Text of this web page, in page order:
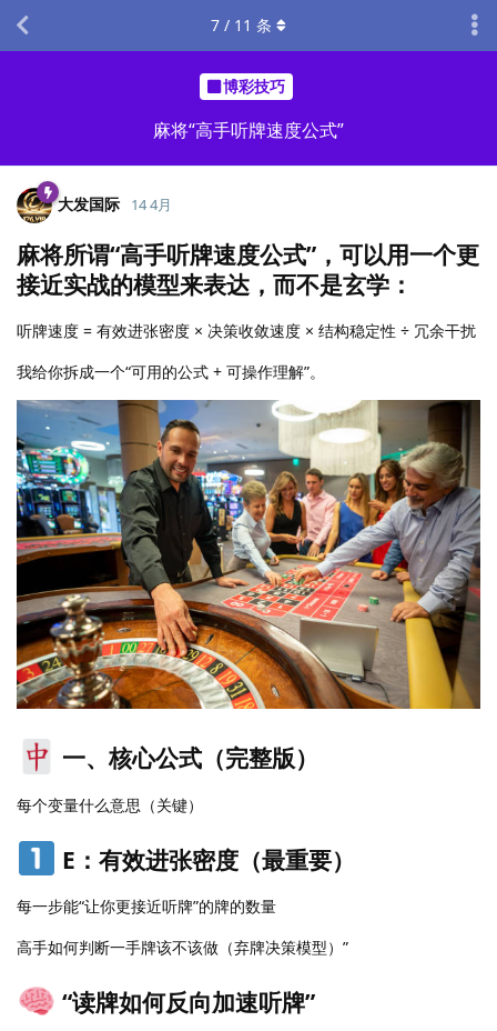
博彩技巧
麻将“高手听牌速度公式”
7 / 11 条
大发国际 14 4月
麻将所谓“高手听牌速度公式”，可以用一个更
接近实战的模型来表达，而不是玄学：
听牌速度 = 有效进张密度 × 决策收敛速度 × 结构稳定性 ÷ 冗余干扰
我给你拆成一个“可用的公式 + 可操作理解”。
一、核心公式（完整版）
每个变量什么意思（关键）
E：有效进张密度（最重要）
每一步能“让你更接近听牌”的牌的数量
高手如何判断一手牌该不该做（弃牌决策模型）”
“读牌如何反向加速听牌”